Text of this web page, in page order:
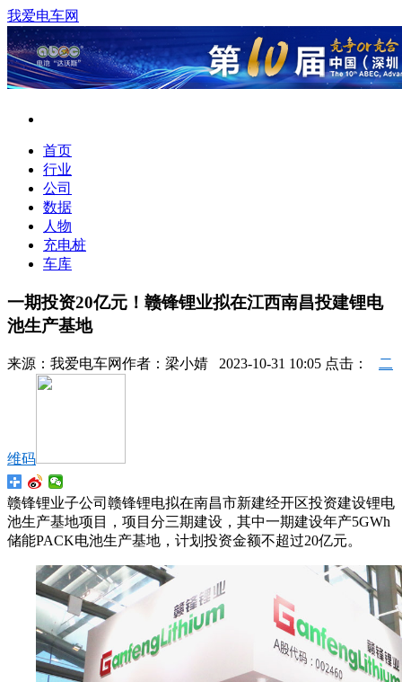
我爱电车网
首页
行业
公司
数据
人物
充电桩
车库
一期投资20亿元！赣锋锂业拟在江西南昌投建锂电
池生产基地
来源： 我爱电车网作者： 梁小婧 2023-10-31 10:05 点击： 二
维码
赣锋锂业子公司赣锋锂电拟在南昌市新建经开区投资建设锂电
池生产基地项目，项目分三期建设，其中一期建设年产5GWh
储能PACK电池生产基地，计划投资金额不超过20亿元。